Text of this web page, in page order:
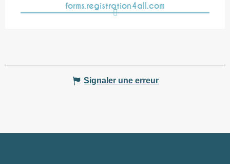
forms.registration4all.com
Signaler une erreur